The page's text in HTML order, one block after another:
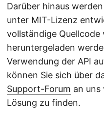
Darüber hinaus
unter MIT-Lizenz
vollständige Quellcode
heruntergeladen
Verwendung der API
können Sie sich über
Support-Forum an uns
Lösung zu finden.